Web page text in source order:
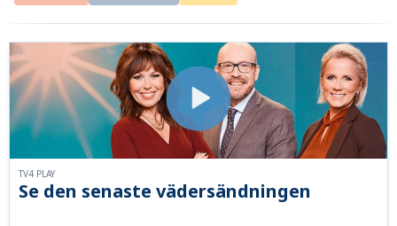
Se den senaste vädersändningen
TV4 PLAY